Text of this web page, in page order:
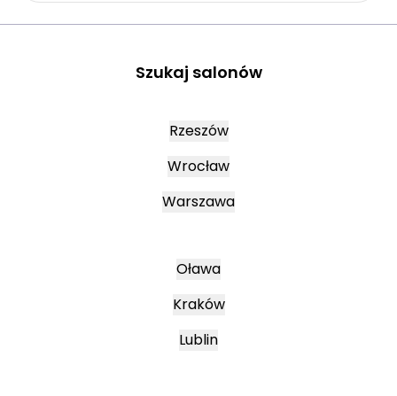
Szukaj salonów
Rzeszów
Wrocław
Warszawa
Oława
Kraków
Lublin